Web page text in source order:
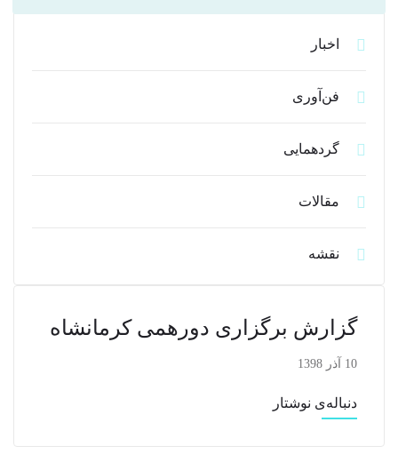
اخبار
فن‌آوری
گردهمایی
مقالات
نقشه
گزارش برگزاری دورهمی کرمانشاه
10 آذر 1398
دنباله‌ی نوشتار